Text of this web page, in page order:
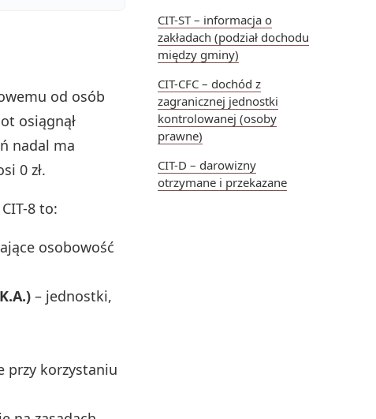
CIT-ST – informacja o
zakładach (podział dochodu
między gminy)
CIT-CFC – dochód z
zagranicznej jednostki
kontrolowanej (osoby
prawne)
CIT-D – darowizny
otrzymane i przekazane
od osób
osiągnął
nadal ma
0 zł.
8 to:
osobowość
– jednostki,
przy korzystaniu